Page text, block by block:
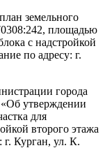
земельного
площадью
с надстройкой
по адресу: г.
города
утверждении
для
второго этажа
г. Курган, ул. К.